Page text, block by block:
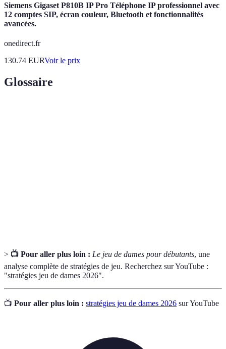
Siemens Gigaset P810B IP Pro Téléphone IP professionnel avec
12 comptes SIP, écran couleur, Bluetooth et fonctionnalités
avancées.
onedirect.fr
130.74 EURVoir le prix
Glossaire
> 📺 Pour aller plus loin : Le jeu de dames pour débutants, une
analyse complète de stratégies de jeu. Recherchez sur YouTube :
"stratégies jeu de dames 2026".
📺 Pour aller plus loin : stratégies jeu de dames 2026 sur YouTube